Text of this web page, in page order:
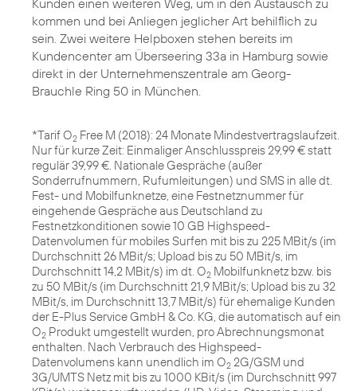
Kunden einen weiteren Weg, um in den Austausch zu
kommen und bei Anliegen jeglicher Art behilflich zu
sein. Zwei weitere Helpboxen stehen bereits im
Kundencenter am Überseering 33a in Hamburg sowie
direkt in der Unternehmenszentrale am Georg-
Brauchle Ring 50 in München.
*Tarif O2 Free M (2018): 24 Monate Mindestvertragslaufzeit.
Nur für kurze Zeit: Einmaliger Anschlusspreis 29,99 € statt
regulär 39,99 €. Nationale Gespräche (außer
Sonderrufnummern, Rufumleitungen) und SMS in alle dt.
Fest- und Mobilfunknetze, eine Festnetznummer für
eingehende Gespräche aus Deutschland zu
Festnetzkonditionen sowie 10 GB Highspeed-
Datenvolumen für mobiles Surfen mit bis zu 225 MBit/s (im
Durchschnitt 26 MBit/s; Upload bis zu 50 MBit/s, im
Durchschnitt 14,2 MBit/s) im dt. O2 Mobilfunknetz bzw. bis
zu 50 MBit/s (im Durchschnitt 21,9 MBit/s; Upload bis zu 32
MBit/s, im Durchschnitt 13,7 MBit/s) für ehemalige Kunden
der E-Plus Service GmbH & Co. KG, die automatisch auf ein
O2 Produkt umgestellt wurden, pro Abrechnungsmonat
enthalten. Nach Verbrauch des Highspeed-
Datenvolumens kann unendlich im O2 2G/GSM und
3G/UMTS Netz mit bis zu 1000 KBit/s (im Durchschnitt 997